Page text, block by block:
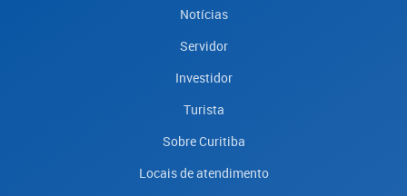
Notícias
Servidor
Investidor
Turista
Sobre Curitiba
Locais de atendimento